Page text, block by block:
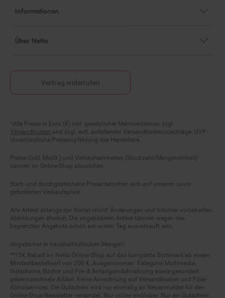
Über Netto
Fußnoten
Versandkosten und zzgl. evtl. anfallender Versandkostenzuschläge. UVP:
Unverbindliche Preisempfehlung des Herstellers.
können im Online-Shop abweichen.
geforderten Verkaufspreis.
Abbildungen ähnlich. Die abgebildeten Artikel können wegen des
begrenzten Angebots schon am ersten Tag ausverkauft sein.
Mindestbestellwert von 200 €. Ausgenommen: Kategorie Multimedia,
Gutscheine, Bücher und Pre- & Anfangsmilchnahrung sowie gesondert
gekennzeichnete Artikel. Keine Anrechnung auf Versandkosten und Filial-
Abholservices. Der Gutschein wird nur einmalig an Neuanmelder für den
Online-Shop-Newsletter versendet. Nur online einlösbar. Nur ein Gutschein